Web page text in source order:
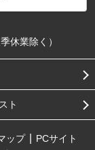
休業除く）
ト
ップ
PCサイト